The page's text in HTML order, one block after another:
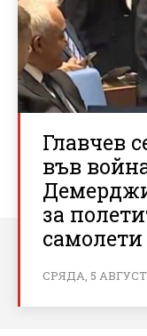
Главчев
във
за
самолети
СРЯДА, 5 АВГУСТ